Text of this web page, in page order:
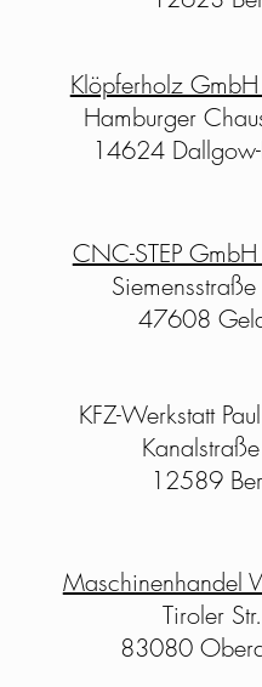
Klöpferholz
Hamburger
14624
CNC-STEP
47608
KFZ-Werkstatt
12589
Maschinenhandel
Tiroler
83080